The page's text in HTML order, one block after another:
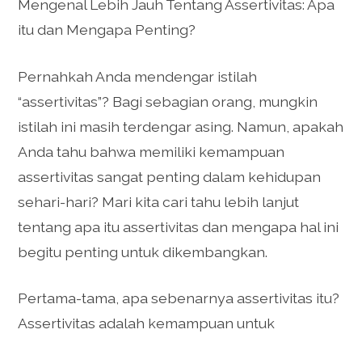
Mengenal Lebih Jauh Tentang Assertivitas: Apa
itu dan Mengapa Penting?
Pernahkah Anda mendengar istilah
“assertivitas”? Bagi sebagian orang, mungkin
istilah ini masih terdengar asing. Namun, apakah
Anda tahu bahwa memiliki kemampuan
assertivitas sangat penting dalam kehidupan
sehari-hari? Mari kita cari tahu lebih lanjut
tentang apa itu assertivitas dan mengapa hal ini
begitu penting untuk dikembangkan.
Pertama-tama, apa sebenarnya assertivitas itu?
Assertivitas adalah kemampuan untuk